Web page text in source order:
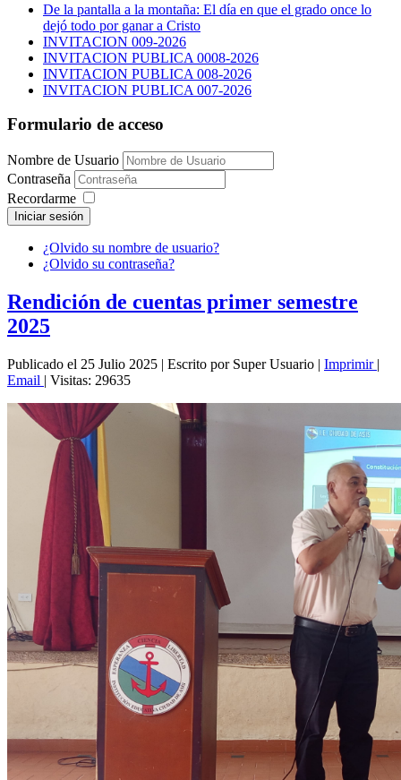
De la pantalla a la montaña: El día en que el grado once lo
dejó todo por ganar a Cristo
INVITACION 009-2026
INVITACION PUBLICA 0008-2026
INVITACION PUBLICA 008-2026
INVITACION PUBLICA 007-2026
Formulario de acceso
Nombre de Usuario
Contraseña
Recordarme
Iniciar sesión
¿Olvido su nombre de usuario?
¿Olvido su contraseña?
Rendición de cuentas primer semestre
2025
Publicado el 25 Julio 2025 | Escrito por Super Usuario | Imprimir |
Email | Visitas: 29635